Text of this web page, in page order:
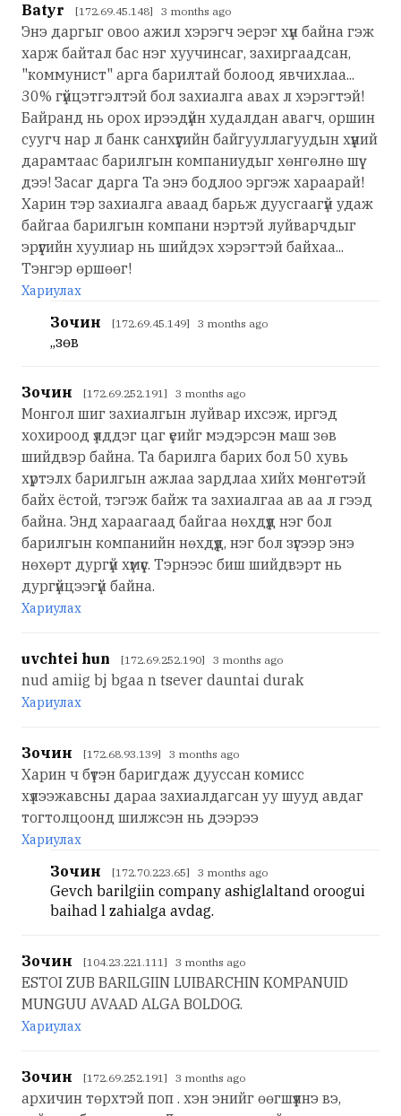
Batyr [172.69.45.148] 3 months ago
Энэ даргыг овоо ажил хэрэгч эерэг хүн байна гэж
харж байтал бас нэг хуучинсаг, захиргаадсан,
"коммунист" арга барилтай болоод явчихлаа...
30% гүйцэтгэлтэй бол захиалга авах л хэрэгтэй!
Байранд нь орох ирээдүйн худалдан авагч, оршин
суугч нар л банк санхүүгийн байгууллагуудын хүүний
дарамтаас барилгын компаниудыг хөнгөлнө шүү
дээ! Засаг дарга Та энэ бодлоо эргэж хараарай!
Харин тэр захиалга аваад барьж дуусгаагүй удаж
байгаа барилгын компани нэртэй луйварчдыг
эрүүгийн хуулиар нь шийдэх хэрэгтэй байхаа...
Тэнгэр өршөөг!
Хариулах
Зочин [172.69.45.149] 3 months ago
,,зөв
Зочин [172.69.252.191] 3 months ago
Монгол шиг захиалгын луйвар ихсэж, иргэд
хохироод үлддэг цаг үеийг мэдэрсэн маш зөв
шийдвэр байна. Та барилга барих бол 50 хувь
хүртэлх барилгын ажлаа зардлаа хийх мөнгөтэй
байх ёстой, тэгэж байж та захиалгаа ав аа л гээд
байна. Энд хараагаад байгаа нөхдүүд нэг бол
барилгын компанийн нөхдүүд, нэг бол зүгээр энэ
нөхөрт дургүй хүмүүс. Тэрнээс биш шийдвэрт нь
дургүйцээгүй байна.
Хариулах
uvchtei hun [172.69.252.190] 3 months ago
nud amiig bj bgaa n tsever dauntai durak
Хариулах
Зочин [172.68.93.139] 3 months ago
Харин ч бүтэн баригдаж дууссан комисс
хүлээжавсны дараа захиалдагсан уу шууд авдаг
тогтолцоонд шилжсэн нь дээрээ
Хариулах
Зочин [172.70.223.65] 3 months ago
Gevch barilgiin company ashiglaltand oroogui
baihad l zahialga avdag.
Зочин [104.23.221.111] 3 months ago
ESTOI ZUB BARILGIIN LUIBARCHIN KOMPANUID
MUNGUU AVAAD ALGA BOLDOG.
Хариулах
Зочин [172.69.252.191] 3 months ago
архичин төрхтэй поп . хэн энийг өөгшүүлнэ вэ,